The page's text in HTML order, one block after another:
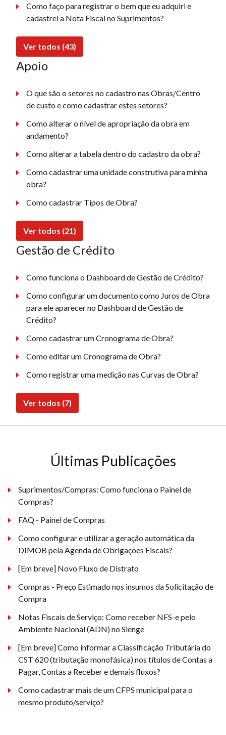
Como faço para registrar o bem que eu adquiri e
cadastrei a Nota Fiscal no Suprimentos?
Ver todos (43)
Apoio
O que são o setores no cadastro nas Obras/Centro
de custo e como cadastrar estes setores?
Como alterar o nível de apropriação da obra em
andamento?
Como alterar a tabela dentro do cadastro da obra?
Como cadastrar uma unidade construtiva para minha
obra?
Como cadastrar Tipos de Obra?
Ver todos (21)
Gestão de Crédito
Como funciona o Dashboard de Gestão de Crédito?
Como configurar um documento como Juros de Obra
para ele aparecer no Dashboard de Gestão de
Crédito?
Como cadastrar um Cronograma de Obra?
Como editar um Cronograma de Obra?
Como registrar uma medição nas Curvas de Obra?
Ver todos (7)
Últimas Publicações
Suprimentos/Compras: Como funciona o Painel de
Compras?
FAQ - Painel de Compras
Como configurar e utilizar a geração automática da
DIMOB pela Agenda de Obrigações Fiscais?
[Em breve] Novo Fluxo de Distrato
Compras - Preço Estimado nos insumos da Solicitação de
Compra
Notas Fiscais de Serviço: Como receber NFS-e pelo
Ambiente Nacional (ADN) no Sienge
[Em breve] Como informar a Classificação Tributária do
CST 620 (tributação monofásica) nos títulos de Contas a
Pagar, Contas a Receber e demais fluxos?
Como cadastrar mais de um CFPS municipal para o
mesmo produto/serviço?